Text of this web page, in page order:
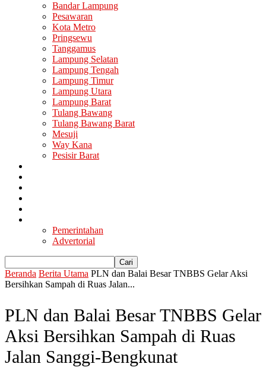
Bandar Lampung
Pesawaran
Kota Metro
Pringsewu
Tanggamus
Lampung Selatan
Lampung Tengah
Lampung Timur
Lampung Utara
Lampung Barat
Tulang Bawang
Tulang Bawang Barat
Mesuji
Way Kana
Pesisir Barat
Pemerintahan
Advertorial
Beranda Berita Utama PLN dan Balai Besar TNBBS Gelar Aksi
Bersihkan Sampah di Ruas Jalan...
PLN dan Balai Besar TNBBS Gelar
Aksi Bersihkan Sampah di Ruas
Jalan Sanggi-Bengkunat